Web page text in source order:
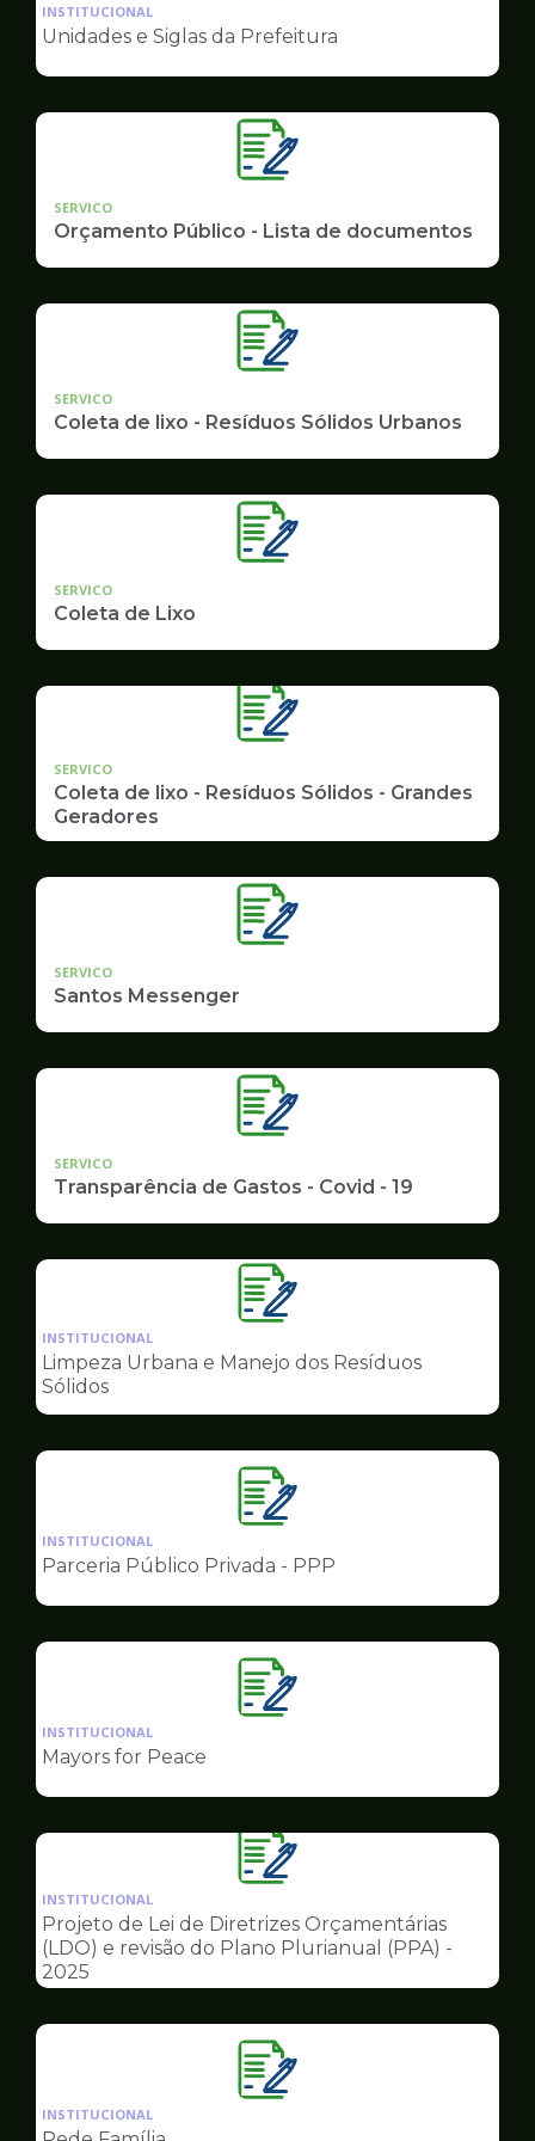
pagina
Governo
INSTITUCIONAL
Unidades e Siglas da Prefeitura
SERVICO
Orçamento Público - Lista de documentos
SERVICO
Coleta de lixo - Resíduos Sólidos Urbanos
SERVICO
Coleta de Lixo
SERVICO
Coleta de lixo - Resíduos Sólidos - Grandes
Geradores
SERVICO
Santos Messenger
SERVICO
Transparência de Gastos - Covid - 19
Ilustração
da
pagina
Governo
INSTITUCIONAL
Limpeza Urbana e Manejo dos Resíduos
Sólidos
Ilustração
da
pagina
Governo
INSTITUCIONAL
Parceria Público Privada - PPP
Ilustração
da
Governo
INSTITUCIONAL
Mayors for Peace
Ilustração
da
pagina
de
INSTITUCIONAL
Projeto de Lei de Diretrizes Orçamentárias
(LDO) e revisão do Plano Plurianual (PPA) -
2025
Ilustração
da
INSTITUCIONAL